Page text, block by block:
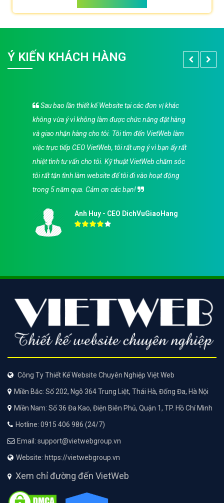
Ý KIẾN KHÁCH HÀNG
Sau bao lần thiết kế Website tại các đơn vị khác
không vừa ý vì không làm được chức năng đặt hàng
và giao nhận hàng cho tôi. Tôi tìm đến VietWeb làm
việc trực tiếp CEO VietWeb, tôi rất ưng ý vì bạn ấy rất
nhiệt tình tư vấn cho tôi. Kỹ thuật VietWeb chăm sóc
tôi rất tận tình làm website để tôi đi vào hoạt động
trong 5 năm qua. Cảm ơn các bạn!
Anh Huy - CEO DichVuGiaoHang
Công Ty Thiết Kế Website Chuyên Nghiệp Việt Web
Miền Bắc: Số 202, Ngõ 364 Trung Liệt, Thái Hà, Đống Đa, Hà Nội
Miền Nam: Số 36 Đa Kao, Điện Biên Phủ, Quận 1, TP. Hồ Chí Minh
Hotline: 0915 406 986 (24/7)
Email: support@vietwebgroup.vn
Website: https://vietwebgroup.vn
Xem chỉ đường đến VietWeb